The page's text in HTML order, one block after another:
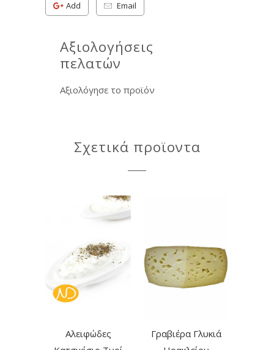
Add Email
Αξιολογήσεις
πελατών
Αξιολόγησε το προϊόν
Σχετικά προϊοντα
Αλειφώδες
Γραβιέρα Γλυκιά